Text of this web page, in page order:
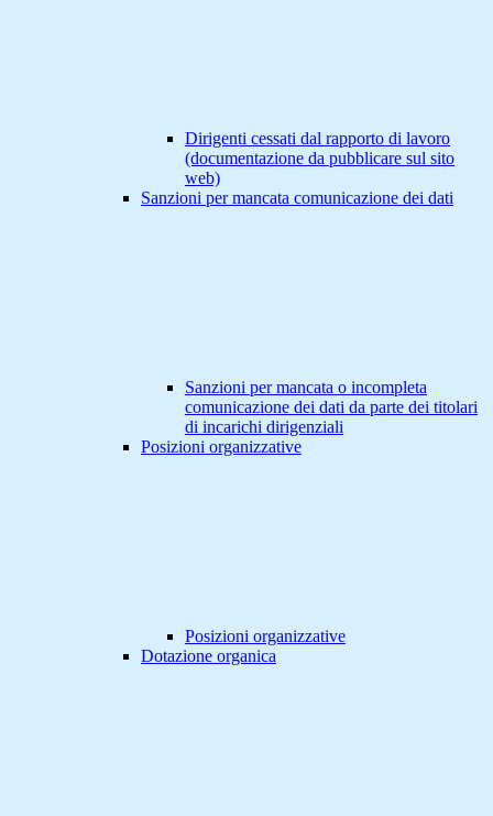
Dirigenti cessati dal rapporto di lavoro
(documentazione da pubblicare sul sito
web)
Sanzioni per mancata comunicazione dei dati
Sanzioni per mancata o incompleta
comunicazione dei dati da parte dei titolari
di incarichi dirigenziali
Posizioni organizzative
Posizioni organizzative
Dotazione organica